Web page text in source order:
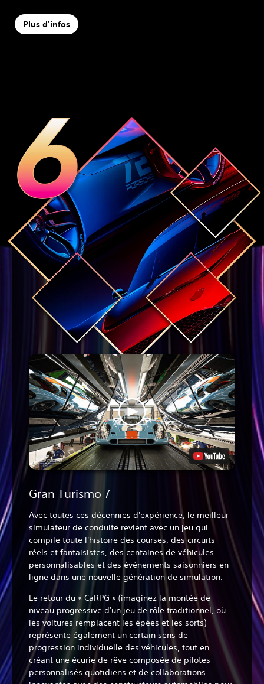
Plus d'infos
Gran Turismo 7
Avec toutes ces décennies d'expérience, le meilleur
simulateur de conduite revient avec un jeu qui
compile toute l'histoire des courses, des circuits
réels et fantaisistes, des centaines de véhicules
personnalisables et des événements saisonniers en
ligne dans une nouvelle génération de simulation.
Le retour du « CaRPG » (imaginez la montée de
niveau progressive d'un jeu de rôle traditionnel, où
les voitures remplacent les épées et les sorts)
représente également un certain sens de
progression individuelle des véhicules, tout en
créant une écurie de rêve composée de pilotes
personnalisés quotidiens et de collaborations